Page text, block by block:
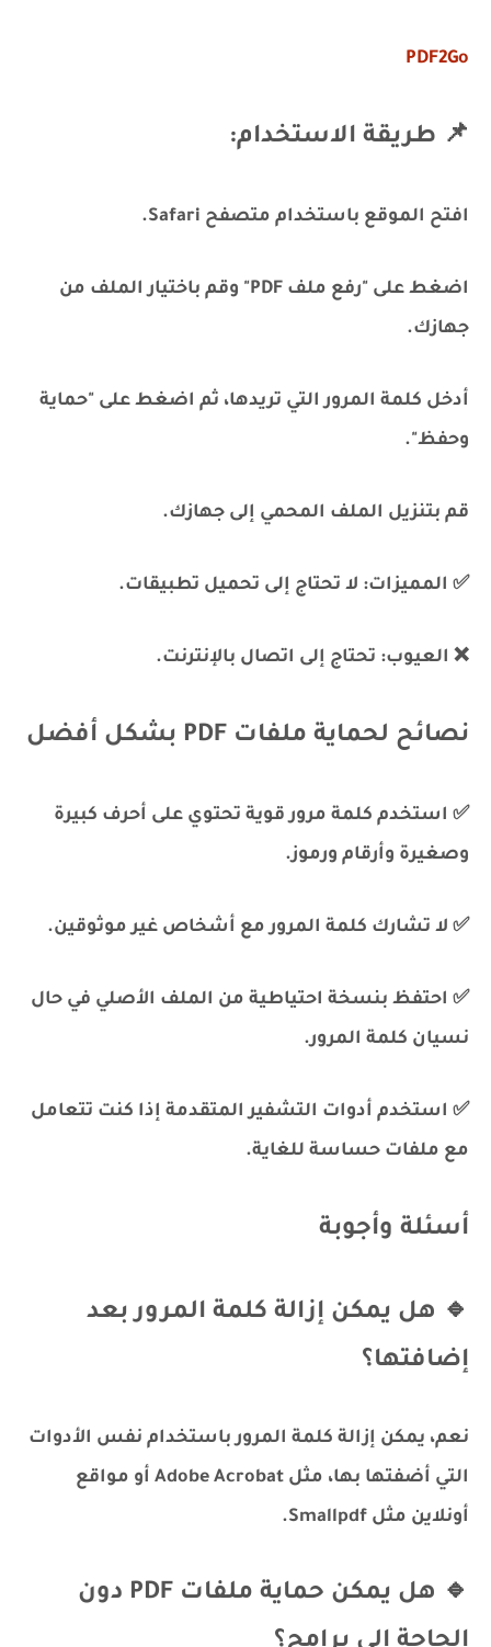
PDF2Go
📌 طريقة الاستخدام:
افتح الموقع باستخدام متصفح Safari.
اضغط على "رفع ملف PDF" وقم باختيار الملف من
جهازك.
أدخل كلمة المرور التي تريدها، ثم اضغط على "حماية
وحفظ".
قم بتنزيل الملف المحمي إلى جهازك.
✅ المميزات: لا تحتاج إلى تحميل تطبيقات.
❌ العيوب: تحتاج إلى اتصال بالإنترنت.
نصائح لحماية ملفات PDF بشكل أفضل
✅ استخدم كلمة مرور قوية تحتوي على أحرف كبيرة
وصغيرة وأرقام ورموز.
✅ لا تشارك كلمة المرور مع أشخاص غير موثوقين.
✅ احتفظ بنسخة احتياطية من الملف الأصلي في حال
نسيان كلمة المرور.
✅ استخدم أدوات التشفير المتقدمة إذا كنت تتعامل
مع ملفات حساسة للغاية.
أسئلة وأجوبة
🔹 هل يمكن إزالة كلمة المرور بعد
إضافتها؟
نعم، يمكن إزالة كلمة المرور باستخدام نفس الأدوات
التي أضفتها بها، مثل Adobe Acrobat أو مواقع
أونلاين مثل Smallpdf.
🔹 هل يمكن حماية ملفات PDF دون